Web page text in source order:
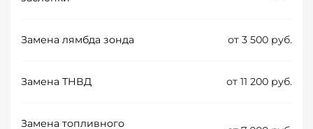
Замена лямбда зонда от 3 500 руб.
Замена ТНВД от 11 200 руб.
Замена топливного